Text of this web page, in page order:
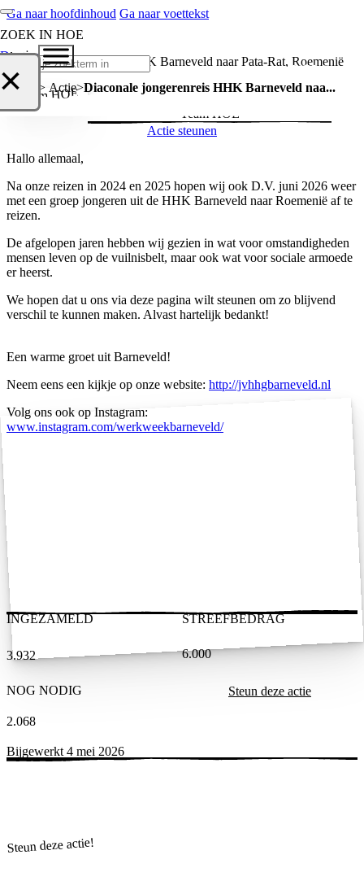
Ga naar hoofdinhoud Ga naar voettekst
ZOEK IN HOE
Zoeken
×
Doneer
Home > Actie Diaconale jongerenreis HHK Barneveld naa...
INGEZAMELD
3.932
STREEFBEDRAG
6.000
NOG NODIG
2.068
Bijgewerkt 4 mei 2026
Steun deze actie
Actie
Diaconale jongerenreis HHK Barneveld naar Pata-Rat, Roemenië
Team HOE
Actie steunen
Hallo allemaal,
Na onze reizen in 2024 en 2025 hopen wij ook D.V. juni 2026 weer
met een groep jongeren uit de HHK Barneveld naar Roemenië af te
reizen.
De afgelopen jaren hebben wij gezien in wat voor omstandigheden
mensen leven op de vuilnisbelt, maar ook wat voor sociale armoede
er heerst.
We hopen dat u ons via deze pagina wilt steunen om zo blijvend
verschil te kunnen maken. Alvast hartelijk bedankt!
Een warme groet uit Barneveld!
Neem eens een kijkje op onze website: http://jvhhgbarneveld.nl
Volg ons ook op Instagram:
www.instagram.com/werkweekbarneveld/
Steun deze actie!